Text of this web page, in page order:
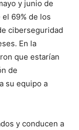
y junio de
69% de los
ciberseguridad
En la
que estarían
de
su equipo a
y conducen a